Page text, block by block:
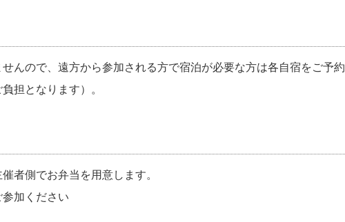
んので、遠方から参加される方で宿泊が必要な方は各自宿をご予約
担となります）。
者側でお弁当を用意します。
加ください